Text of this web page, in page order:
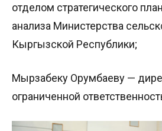
отделом стратегического
анализа Министерства
Кыргызской Республики;
Мырзабеку Орумбаеву —
ограниченной